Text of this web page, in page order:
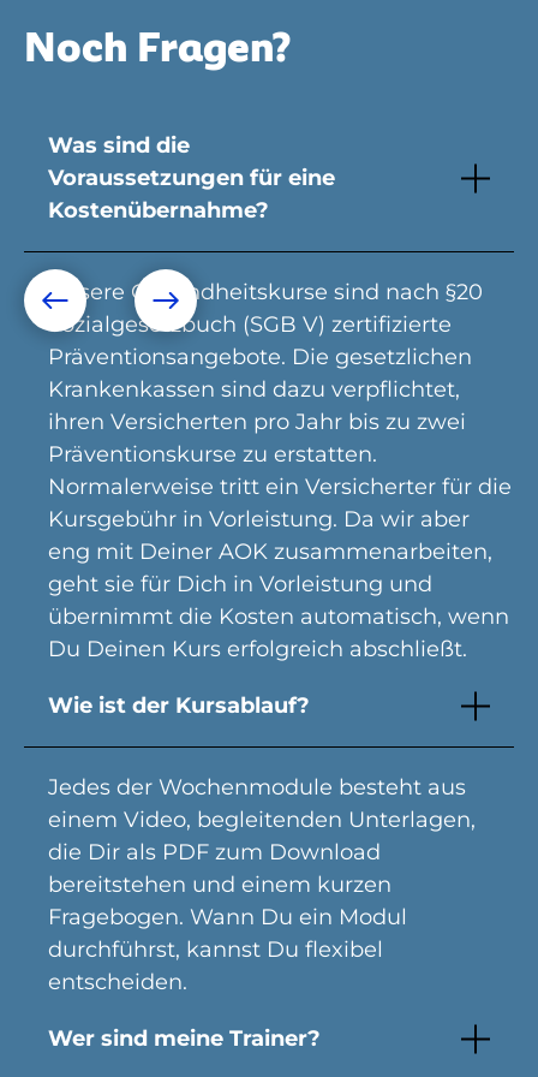
Noch Fragen?
Was sind die
Voraussetzungen für eine
Kostenübernahme?
Unsere Gesundheitskurse sind nach §20
Sozialgesetzbuch (SGB V) zertifizierte
Präventionsangebote. Die gesetzlichen
Krankenkassen sind dazu verpflichtet,
ihren Versicherten pro Jahr bis zu zwei
Präventionskurse zu erstatten.
Normalerweise tritt ein Versicherter für die
Kursgebühr in Vorleistung. Da wir aber
eng mit Deiner AOK zusammenarbeiten,
geht sie für Dich in Vorleistung und
übernimmt die Kosten automatisch, wenn
Du Deinen Kurs erfolgreich abschließt.
Wie ist der Kursablauf?
Jedes der Wochenmodule besteht aus
einem Video, begleitenden Unterlagen,
die Dir als PDF zum Download
bereitstehen und einem kurzen
Fragebogen. Wann Du ein Modul
durchführst, kannst Du flexibel
entscheiden.
Wer sind meine Trainer?